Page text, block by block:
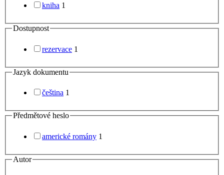
kniha 1
Dostupnost
rezervace 1
Jazyk dokumentu
čeština 1
Předmětové heslo
americké romány 1
Autor